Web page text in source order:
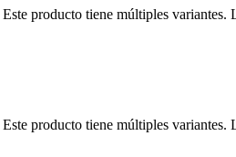
Este producto tiene múltiples variantes.
Este producto tiene múltiples variantes.